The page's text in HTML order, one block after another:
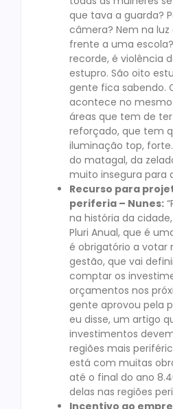
que tava a guarda?
câmera? Nem na
frente a uma
recorde, é violência
estupro. São oito
gente fica sabendo.
acontece no mesmo
áreas que tem de
reforçado, que tem
iluminação top,
do matagal, da
muito insegura para
Recurso para
periferia – Nunes:
na história da
Pluri Anual, que é
é obrigatório a votar
gestão, que vai
comptar os
orçamentos nos
gente aprovou pela
eu disse, um artigo
investimentos
regiões mais
está com muitas
até o final do ano
delas nas regiões
Incentivo ao